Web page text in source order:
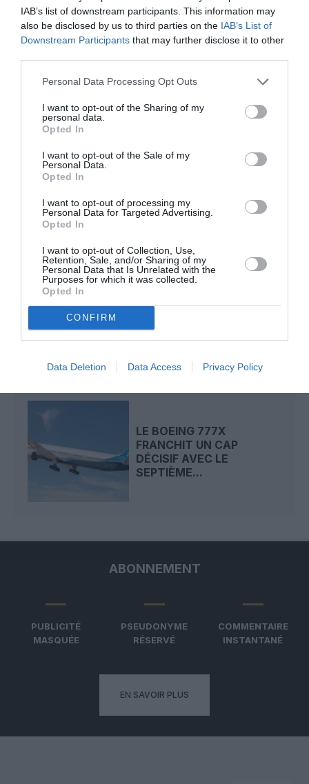
IAB’s list of downstream participants. This information may
also be disclosed by us to third parties on the IAB’s List of
Downstream Participants that may further disclose it to other
Personal Data Processing Opt Outs
I want to opt-out of the Sharing of my
personal data.
Opted In
I want to opt-out of the Sale of my
Personal Data.
Opted In
I want to opt-out of processing my
Personal Data for Targeted Advertising.
Opted In
I want to opt-out of Collection, Use,
Retention, Sale, and/or Sharing of my
Personal Data that Is Unrelated with the
Purposes for which it was collected.
Opted In
CONFIRM
Data Deletion Data Access Privacy Policy
une saison record malgré le contexte géopolitique
boeing classe affaire turkish airlines
LIRE AUSSI
737 MAX DANS LE...
CERTIFICATION DU
LE BOEING 777X
FRANCHIT UN CAP
DÉCISIF AVEC LE
SEPTIÈME...
ABONNEMENT
PUBLICITÉ
MASQUÉE
PSEUDONYME
RÉSERVÉ
COMMENTAIRE
INSTANTANÉ
EN SAVOIR PLUS